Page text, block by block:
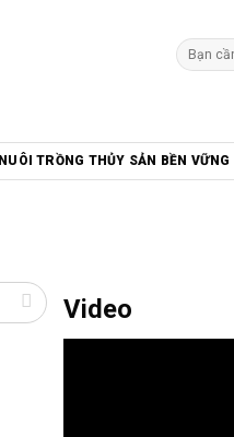
Tìm
kiếm:
NUÔI TRỒNG THỦY SẢN BỀN VỮNG
Video